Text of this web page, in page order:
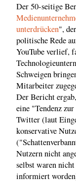
Der 50-seitige
unterdrücken",
politische Rede
YouTube verlief,
Schweigen
Mitarbeiter
Der Bericht
eine "Tendenz
Twitter (laut
konservative
Nutzern nicht
selbst waren
informiert